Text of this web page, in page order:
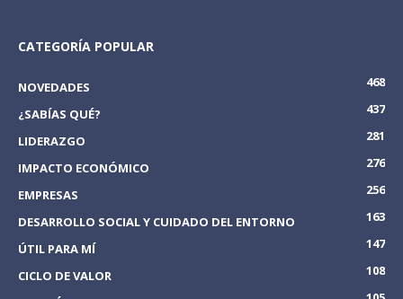
CATEGORÍA POPULAR
NOVEDADES
468
¿SABÍAS QUÉ?
437
LIDERAZGO
281
IMPACTO ECONÓMICO
276
EMPRESAS
256
DESARROLLO SOCIAL Y CUIDADO DEL ENTORNO
163
ÚTIL PARA MÍ
147
CICLO DE VALOR
108